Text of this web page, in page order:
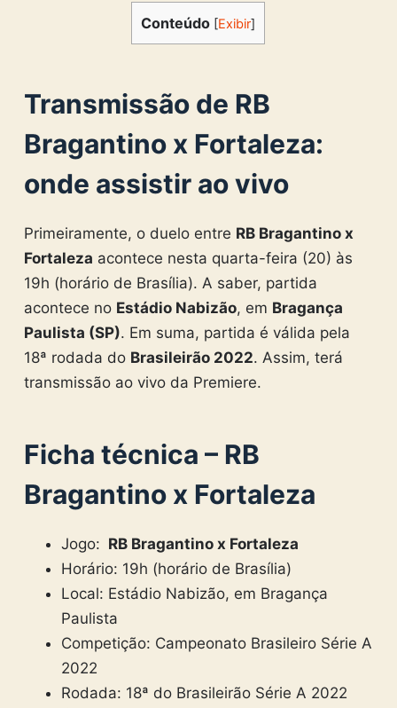
Conteúdo [Exibir]
Transmissão de RB
Bragantino x Fortaleza:
onde assistir ao vivo
Primeiramente, o duelo entre RB Bragantino x
Fortaleza acontece nesta quarta-feira (20) às
19h (horário de Brasília). A saber, partida
acontece no Estádio Nabizão, em Bragança
Paulista (SP). Em suma, partida é válida pela
18ª rodada do Brasileirão 2022. Assim, terá
transmissão ao vivo da Premiere.
Ficha técnica – RB
Bragantino x Fortaleza
Jogo: RB Bragantino x Fortaleza
Horário: 19h (horário de Brasília)
Local: Estádio Nabizão, em Bragança
Paulista
Competição: Campeonato Brasileiro Série A
2022
Rodada: 18ª do Brasileirão Série A 2022